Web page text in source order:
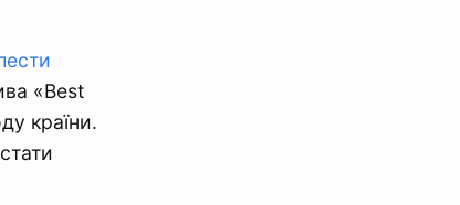
«Best
країни.